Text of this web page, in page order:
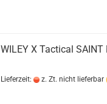
WILEY X Tactical
Lieferzeit: z. Zt. nicht lieferbar